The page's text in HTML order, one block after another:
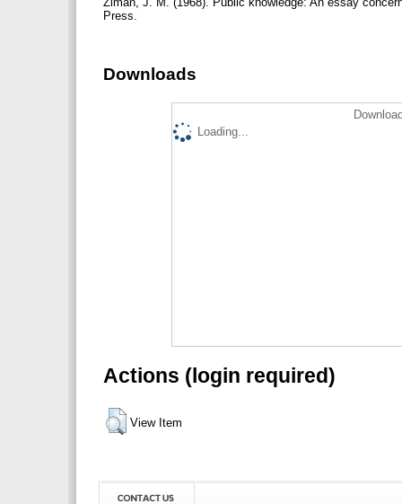
Press.
Downloads
Loading...
Actions (login required)
View Item